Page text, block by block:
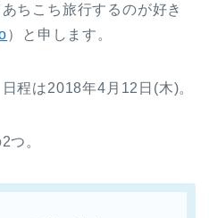
ちこち旅行するのが好き
）と申します。
程は2018年4月12日(木)。
つ。